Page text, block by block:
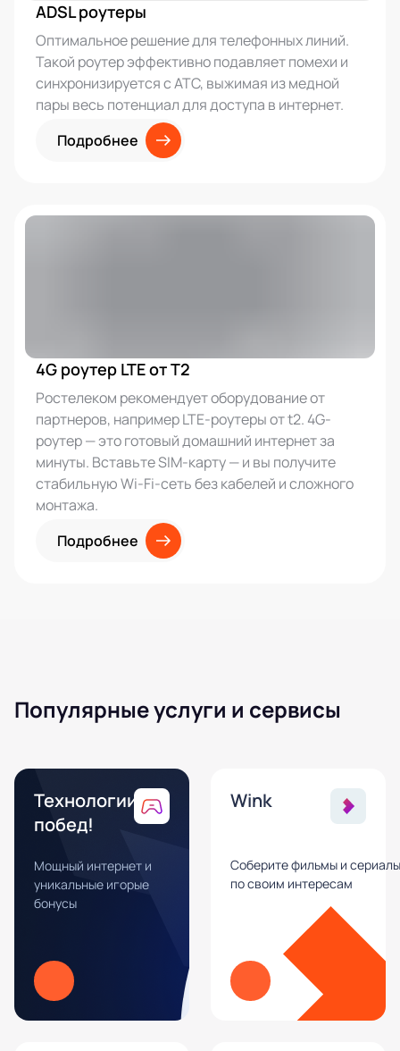
ADSL роутеры
Оптимальное решение для телефонных линий.
Такой роутер эффективно подавляет помехи и
синхронизируется с АТС, выжимая из медной
пары весь потенциал для доступа в интернет.
Подробнее
4G роутер LTE от T2
Ростелеком рекомендует оборудование от
партнеров, например LTE-роутеры от t2. 4G-
роутер — это готовый домашний интернет за
минуты. Вставьте SIM-карту — и вы получите
стабильную Wi-Fi-сеть без кабелей и сложного
монтажа.
Подробнее
Популярные услуги и сервисы
Технологии
побед!
Мощный интернет и
уникальные игорые
бонусы
Wink
Соберите фильмы и сериалы
по своим интересам